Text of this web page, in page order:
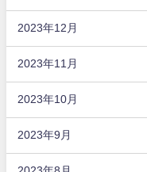
2023年12月
2023年11月
2023年10月
2023年9月